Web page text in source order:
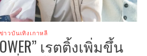
ข่าวบันเทิงเกาหลี
เรตติ้งเพิ่มขึ้น